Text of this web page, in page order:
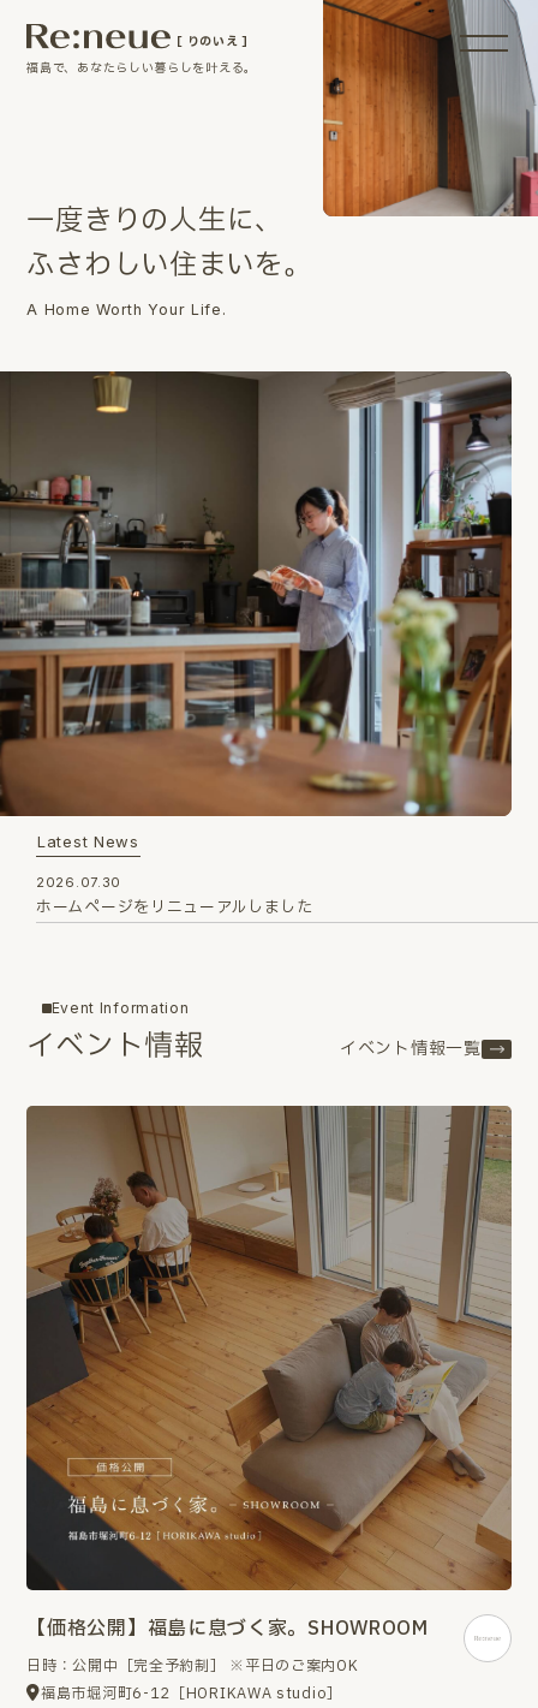
［ りのいえ ］
福島で、あなたらしい暮らしを叶える。
一度き りの人生に、
ふさわ しい住まいを。
A Home Worth Your Life.
Latest News
2026.07.30
ホームページをリニューアルしました
Event Information
イベント情報 イベント情報一覧
【価格公開】福島に息づく家。SHOWROOM
日時：公開中［完全予約制］ ※平日のご案内OK
福島市堀河町6-12［HORIKAWA studio］